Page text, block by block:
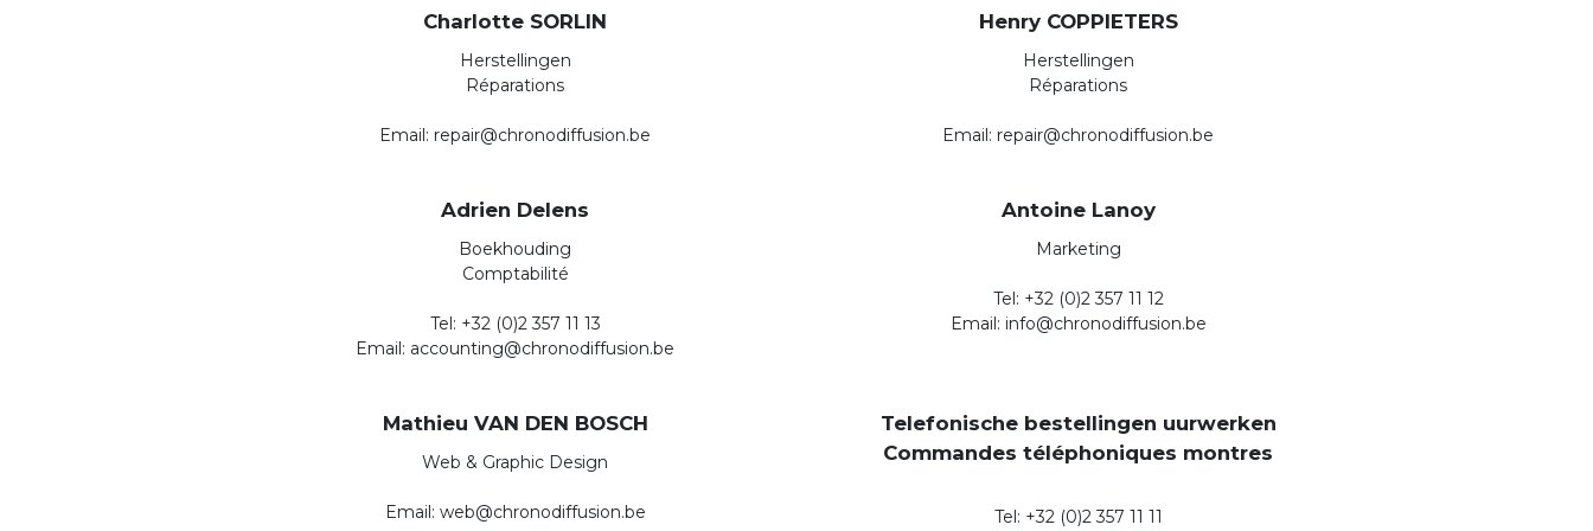
Charlotte SORLIN
Herstellingen
Réparations
Email: repair@chronodiffusion.be
Henry COPPIETERS
Herstellingen
Réparations
Email: repair@chronodiffusion.be
Adrien Delens
Boekhouding
Comptabilité
Tel: +32 (0)2 357 11 13
Email: accounting@chronodiffusion.be
Antoine Lanoy
Marketing
Tel: +32 (0)2 357 11 12
Email: info@chronodiffusion.be
Mathieu VAN DEN BOSCH
Web & Graphic Design
Email: web@chronodiffusion.be
Telefonische bestellingen uurwerken
Commandes téléphoniques montres
Tel: +32 (0)2 357 11 11